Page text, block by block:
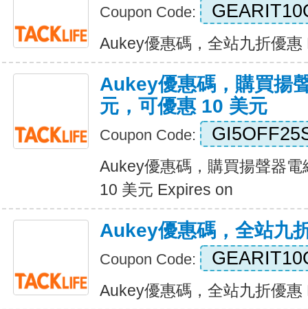
Coupon Code:
Aukey優惠碼，全站九折優惠
Aukey優惠碼，購買揚
元，可優惠 10 美元
Coupon Code:
Aukey優惠碼，購買揚聲器
10 美元 Expires on
Aukey優惠碼，全站九
Coupon Code:
Aukey優惠碼，全站九折優惠